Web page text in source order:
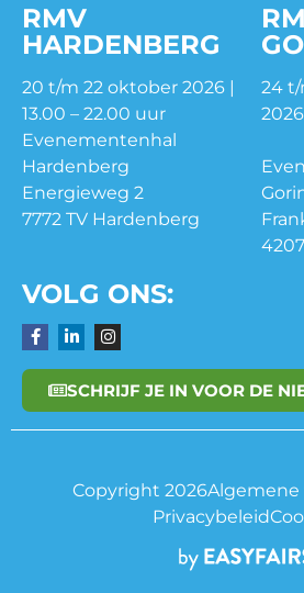
RMV
HARDENBERG
20 t/m 22 oktober 2026 |
13.00 – 22.00 uur
Evenementenhal
Hardenberg
Energieweg 2
7772 TV Hardenberg
24
VOLG ONS:
SCHRIJF JE IN VOOR DE
Copyright 2026Algemene
Privacybeleid